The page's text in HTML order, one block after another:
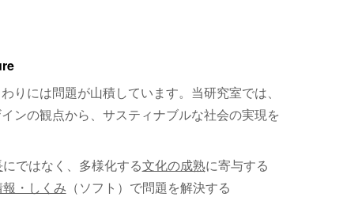
りには問題が山積しています。当研究室では、
ンの観点から、サスティナブルな社会の実現を
にではなく、多様化する文化の成熟に寄与する
・しくみ （ソフト）で問題を解決する